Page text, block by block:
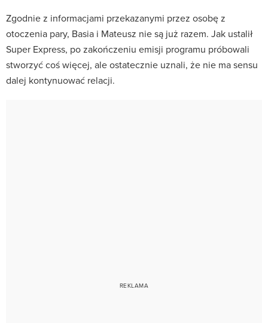
Zgodnie z informacjami przekazanymi przez osobę z
otoczenia pary, Basia i Mateusz nie są już razem. Jak ustalił
Super Express, po zakończeniu emisji programu próbowali
stworzyć coś więcej, ale ostatecznie uznali, że nie ma sensu
dalej kontynuować relacji.